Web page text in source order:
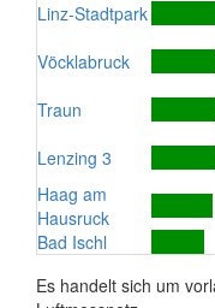
Linz-Stadtpark
Vöcklabruck
Traun
Lenzing 3
Haag am
Hausruck
Bad Ischl
Es handelt sich um